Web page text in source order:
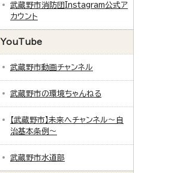
武蔵野市消防団Instagram公式ア
カウント
YouTube
武蔵野市動画チャンネル
武蔵野市の環境ちゃんねる
【武蔵野市】未来へチャンネル～自
治基本条例～
武蔵野市水道部